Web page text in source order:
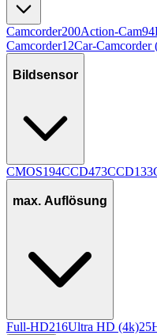
Camcorder200Action-Cam94
Camcorder12Car-Camcorder
Bildsensor
CMOS194CCD473CCD13
max. Auflösung
Full-HD216Ultra HD (4k)25